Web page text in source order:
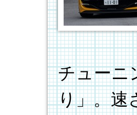
チューニ
り」。速